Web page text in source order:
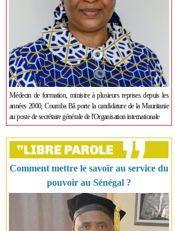
Médecin de formation, ministre à plusieurs reprises depuis les
années 2000, Coumba Bâ porte la candidature de la Mauritanie
au poste de secrétaire générale de l'Organisation internationale
Comment mettre le savoir au service du
pouvoir au Sénégal ?